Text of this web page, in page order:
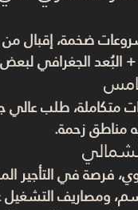
ضخمة، إقبال من
البُعد الجغرافي لبعض
متكاملة، طلب عالي
مناطق زحمة.
فرصة في التأجير
ومصاريف التشغيل